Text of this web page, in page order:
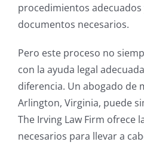
procedimientos
documentos necesarios.
Pero este proceso no
con la ayuda legal
diferencia. Un abogado de
Arlington, Virginia, puede
The Irving Law Firm ofrece
necesarios para llevar a